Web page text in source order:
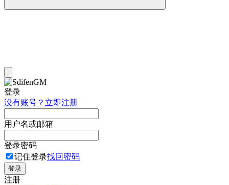
登录
没有账号？立即注册
用户名或邮箱
登录密码
记住登录找回密码
登录
注册